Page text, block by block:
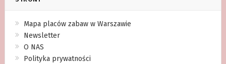
Mapa placów zabaw w Warszawie
Newsletter
O NAS
Polityka prywatności